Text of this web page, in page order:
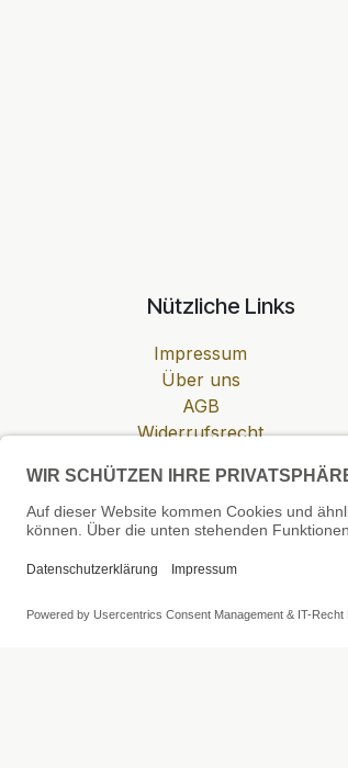
Nützliche Links
Impressum
Über uns
AGB
Widerrufsrecht
Zahlung & Versand
Cookie-Einstellungen